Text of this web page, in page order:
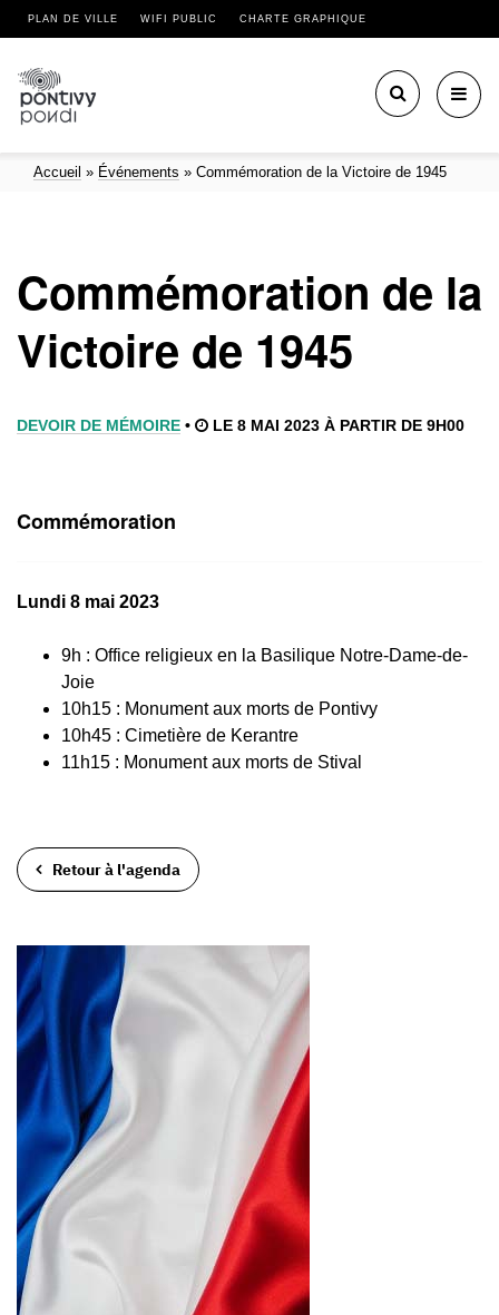
PLAN DE VILLE WIFI PUBLIC CHARTE GRAPHIQUE
Accueil » Événements » Commémoration de la Victoire de 1945
Commémoration de la
Victoire de 1945
DEVOIR DE MÉMOIRE • LE 8 MAI 2023 À PARTIR DE 9H00
Commémoration
Lundi 8 mai 2023
9h : Office religieux en la Basilique Notre-Dame-de-
Joie
10h15 : Monument aux morts de Pontivy
10h45 : Cimetière de Kerantre
11h15 : Monument aux morts de Stival
Retour à l'agenda